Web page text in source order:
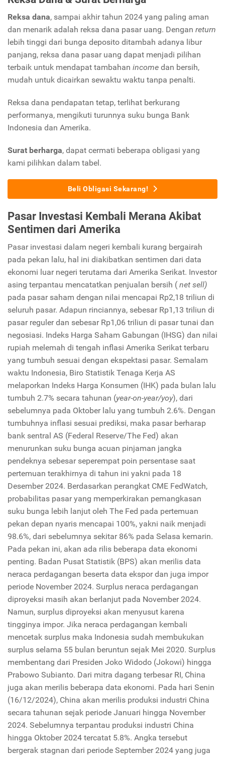
Reksa dana, sampai akhir tahun 2024 yang paling aman
dan menarik adalah reksa dana pasar uang. Dengan return
lebih tinggi dari bunga deposito ditambah adanya libur
panjang, reksa dana pasar uang dapat menjadi pilihan
terbaik untuk mendapat tambahan income dan bersih,
mudah untuk dicairkan sewaktu waktu tanpa penalti.
Reksa dana pendapatan tetap, terlihat berkurang
performanya, mengikuti turunnya suku bunga Bank
Indonesia dan Amerika.
Surat berharga, dapat cermati beberapa obligasi yang
kami pilihkan dalam tabel.
Beli Obligasi Sekarang!
Pasar Investasi Kembali Merana Akibat
Sentimen dari Amerika
Pasar investasi dalam negeri kembali kurang bergairah
pada pekan lalu, hal ini diakibatkan sentimen dari data
ekonomi luar negeri terutama dari Amerika Serikat. Investor
asing terpantau mencatatkan penjualan bersih ( net sell)
pada pasar saham dengan nilai mencapai Rp2,18 triliun di
seluruh pasar. Adapun rinciannya, sebesar Rp1,13 triliun di
pasar reguler dan sebesar Rp1,06 triliun di pasar tunai dan
negosiasi. Indeks Harga Saham Gabungan (IHSG) dan nilai
rupiah melemah di tengah inflasi Amerika Serikat terbaru
yang tumbuh sesuai dengan ekspektasi pasar. Semalam
waktu Indonesia, Biro Statistik Tenaga Kerja AS
melaporkan Indeks Harga Konsumen (IHK) pada bulan lalu
tumbuh 2.7% secara tahunan (year-on-year/yoy), dari
sebelumnya pada Oktober lalu yang tumbuh 2.6%. Dengan
tumbuhnya inflasi sesuai prediksi, maka pasar berharap
bank sentral AS (Federal Reserve/The Fed) akan
menurunkan suku bunga acuan pinjaman jangka
pendeknya sebesar seperempat poin persentase saat
pertemuan terakhirnya di tahun ini yakni pada 18
Desember 2024. Berdasarkan perangkat CME FedWatch,
probabilitas pasar yang memperkirakan pemangkasan
suku bunga lebih lanjut oleh The Fed pada pertemuan
pekan depan nyaris mencapai 100%, yakni naik menjadi
98.6%, dari sebelumnya sekitar 86% pada Selasa kemarin.
Pada pekan ini, akan ada rilis beberapa data ekonomi
penting. Badan Pusat Statistik (BPS) akan merilis data
neraca perdagangan beserta data ekspor dan juga impor
periode November 2024. Surplus neraca perdagangan
diproyeksi masih akan berlanjut pada November 2024.
Namun, surplus diproyeksi akan menyusut karena
tingginya impor. Jika neraca perdagangan kembali
mencetak surplus maka Indonesia sudah membukukan
surplus selama 55 bulan beruntun sejak Mei 2020. Surplus
membentang dari Presiden Joko Widodo (Jokowi) hingga
Prabowo Subianto. Dari mitra dagang terbesar RI, China
juga akan merilis beberapa data ekonomi. Pada hari Senin
(16/12/2024), China akan merilis produksi industri China
secara tahunan sejak periode Januari hingga November
2024. Sebelumnya terpantau produksi industri China
hingga Oktober 2024 tercatat 5.8%. Angka tersebut
bergerak stagnan dari periode September 2024 yang juga